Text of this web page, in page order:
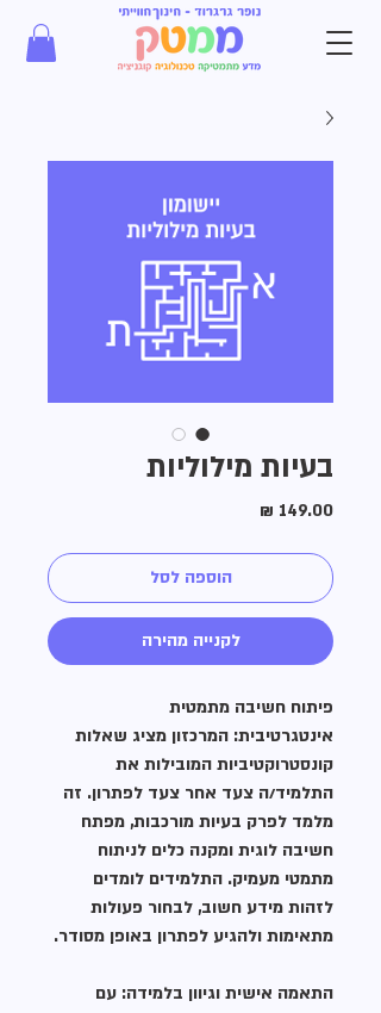
בעיות מילוליות
הוספה לסל
לקנייה מהירה
פיתוח חשיבה מתמטית
אינטגרטיבית: המרכזון מציג שאלות
קונסטרוקטיביות המובילות את
התלמיד/ה צעד אחר צעד לפתרון. זה
מלמד לפרק בעיות מורכבות, מפתח
חשיבה לוגית ומקנה כלים לניתוח
מתמטי מעמיק. התלמידים לומדים
לזהות מידע חשוב, לבחור פעולות
מתאימות ולהגיע לפתרון באופן מסודר.
​התאמה אישית וגיוון בלמידה: עם